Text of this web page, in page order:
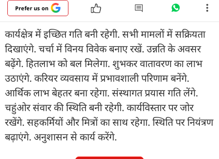
Prefer us on
कार्यक्षेत्र में इच्छित गति बनी रहेगी. सभी मामलों में सक्रियता
दिखाएंगे. चर्चा में विनय विवेक बनाए रखें. उन्नति के अवसर
बढ़ेंगे. हितलाभ को बल मिलेगा. शुभकर वातावरण का लाभ
उठाएंगे. करियर व्यवसाय में प्रभावशाली परिणाम बनेंगे.
आर्थिक लाभ बेहतर बना रहेगा. संस्थागत प्रयास गति लेंगे.
चहुंओर संवार की स्थिति बनी रहेगी. कार्यविस्तार पर जोर
रखेंगे. सहकर्मियों और मित्रों का साथ रहेगा. स्थिति पर नियंत्रण
बढ़ाएंगे. अनुशासन से कार्य करेंगे.